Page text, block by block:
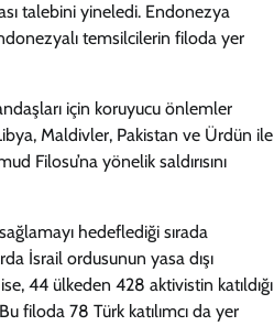
talebini yineledi. Endonezya
temsilcilerin filoda yer
için koruyucu önlemler
Maldivler, Pakistan ve Ürdün ile
Filosu’na yönelik saldırısını
hedeflediği sırada
İsrail ordusunun yasa dışı
44 ülkeden 428 aktivistin katıldığı
filoda 78 Türk katılımcı da yer